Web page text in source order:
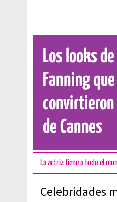
Los looks
Fanning
convirtieron
de Cannes
La actriz tiene a todo el
Celebridades